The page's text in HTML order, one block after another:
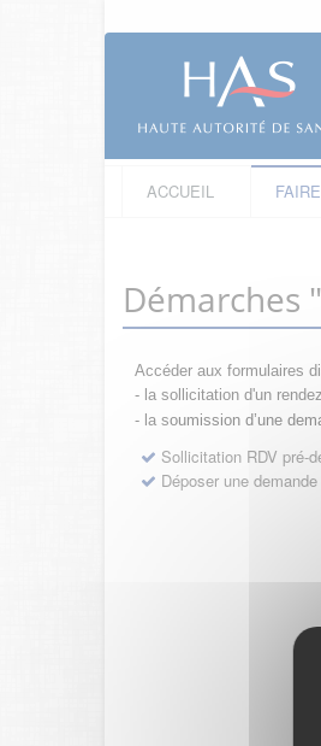
ACCUEIL
Démarches
Accéder aux formulaires
- la sollicitation d'un
- la soumission d’une
Sollicitation RDV pré-
Déposer une